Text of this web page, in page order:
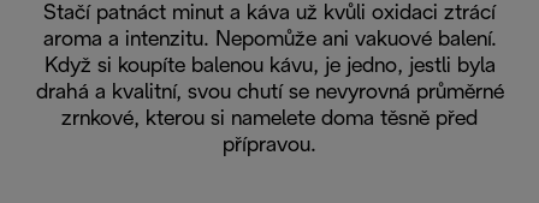
Stačí patnáct minut a káva už kvůli oxidaci ztrácí
aroma a intenzitu. Nepomůže ani vakuové balení.
Když si koupíte balenou kávu, je jedno, jestli byla
drahá a kvalitní, svou chutí se nevyrovná průměrné
zrnkové, kterou si namelete doma těsně před
přípravou.